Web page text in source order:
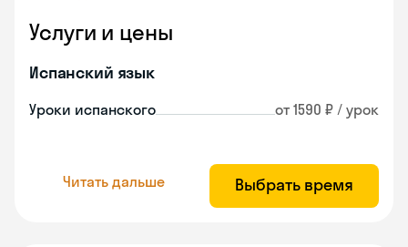
Услуги и цены
Испанский язык
Уроки испанского от 1590 ₽ / урок
Читать дальше Выбрать время